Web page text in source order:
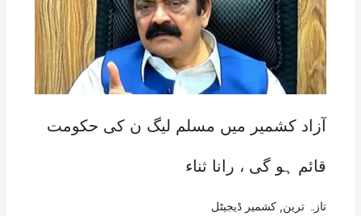
آزاد کشمیر میں مسلم لیگ ن کی حکومت
قائم ہو گی ، رانا ثناء
تازہ ترین کشمیر ڈیجیٹل